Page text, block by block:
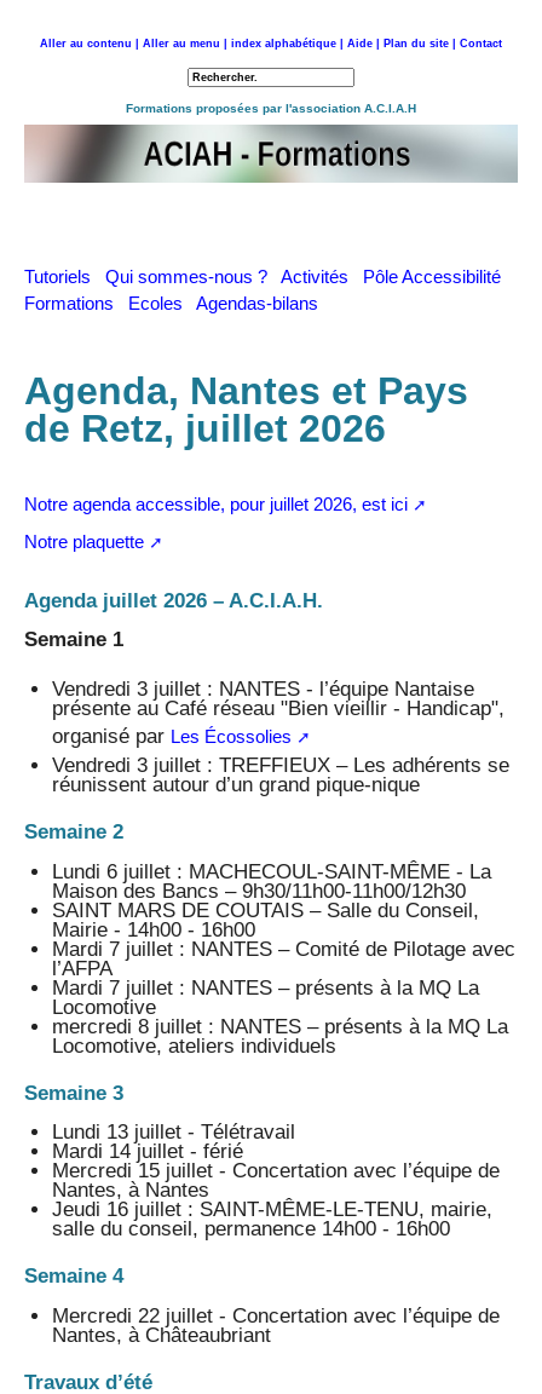
Aller au contenu | Aller au menu | index alphabétique | Aide | Plan du site | Contact
Formations proposées par l'association A.C.I.A.H
Tutoriels Qui sommes-nous ? Activités Pôle Accessibilité
Formations Ecoles Agendas-bilans
Agenda, Nantes et Pays
de Retz, juillet 2026
Notre agenda accessible, pour juillet 2026, est ici
Notre plaquette
Agenda juillet 2026 – A.C.I.A.H.
Semaine 1
Vendredi 3 juillet : NANTES - l’équipe Nantaise
présente au Café réseau "Bien vieillir - Handicap",
organisé par Les Écossolies
Vendredi 3 juillet : TREFFIEUX – Les adhérents se
réunissent autour d’un grand pique-nique
Semaine 2
Lundi 6 juillet : MACHECOUL-SAINT-MÊME - La
Maison des Bancs – 9h30/11h00-11h00/12h30
SAINT MARS DE COUTAIS – Salle du Conseil,
Mairie - 14h00 - 16h00
Mardi 7 juillet : NANTES – Comité de Pilotage avec
l’AFPA
Mardi 7 juillet : NANTES – présents à la MQ La
Locomotive
mercredi 8 juillet : NANTES – présents à la MQ La
Locomotive, ateliers individuels
Semaine 3
Lundi 13 juillet - Télétravail
Mardi 14 juillet - férié
Mercredi 15 juillet - Concertation avec l’équipe de
Nantes, à Nantes
Jeudi 16 juillet : SAINT-MÊME-LE-TENU, mairie,
salle du conseil, permanence 14h00 - 16h00
Semaine 4
Mercredi 22 juillet - Concertation avec l’équipe de
Nantes, à Châteaubriant
Travaux d’été